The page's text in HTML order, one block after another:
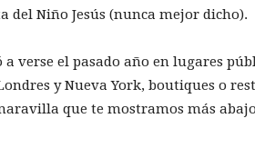
del Niño Jesús (nunca mejor dicho).
verse el pasado año en lugares
y Nueva York, boutiques o
que te mostramos más